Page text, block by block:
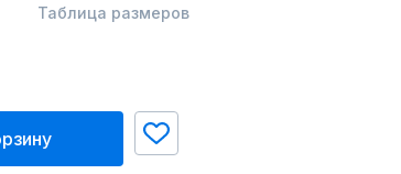
Таблица размеров